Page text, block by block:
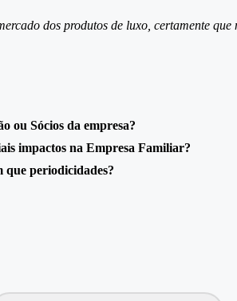
dos produtos de luxo, certamente
ou Sócios da empresa?
impactos na Empresa Familiar?
que periodicidades?